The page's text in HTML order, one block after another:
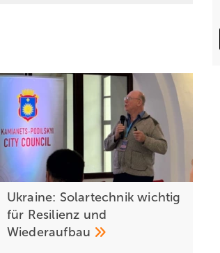
Ukraine: Solartechnik wichtig
für Resilienz und
Wiederaufbau